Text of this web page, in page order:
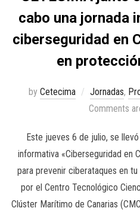
cabo una jornada
ciberseguridad en
en
by Cetecima Jornadas,
Comments
Este jueves 6 de julio, se
informativa «Ciberseguridad en
para prevenir ciberataques en
por el Centro Tecnológico
Clúster Marítimo de Canarias